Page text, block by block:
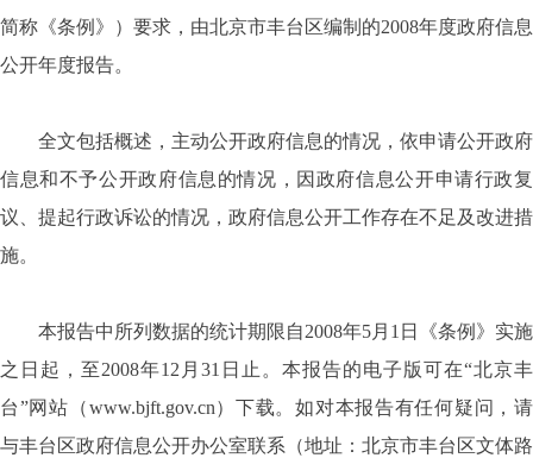
简称《条例》）要求，由北京市丰台区编制的2008年度政府信息
公开年度报告。
全文包括概述，主动公开政府信息的情况，依申请公开政府
信息和不予公开政府信息的情况，因政府信息公开申请行政复
议、提起行政诉讼的情况，政府信息公开工作存在不足及改进措
施。
本报告中所列数据的统计期限自2008年5月1日《条例》实施
之日起，至2008年12月31日止。本报告的电子版可在“北京丰
台”网站（www.bjft.gov.cn）下载。如对本报告有任何疑问，请
与丰台区政府信息公开办公室联系（地址：北京市丰台区文体路